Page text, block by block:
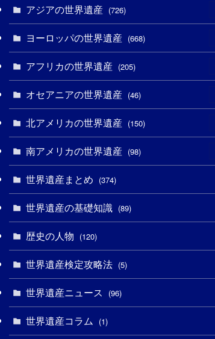
アジアの世界遺産 (726)
(6)
(3)
(10)
(10)
(32)
(49)
(5)
(6)
ヨーロッパの世界遺産 (668)
(4)
(3)
(6)
(1)
(43)
(109)
(4)
(20)
(13)
アフリカの世界遺産 (205)
(8)
(1)
(32)
(13)
(2)
(2)
(2)
オセアニアの世界遺産 (46)
(25)
(6)
(1)
(1)
(1)
北アメリカの世界遺産 (150)
(31)
(27)
(10)
(5)
南アメリカの世界遺産 (98)
(4)
(9)
(3)
(8)
世界遺産まとめ (374)
世界遺産の基礎知識 (89)
歴史の人物 (120)
世界遺産検定攻略法 (5)
世界遺産ニュース (96)
世界遺産コラム (1)